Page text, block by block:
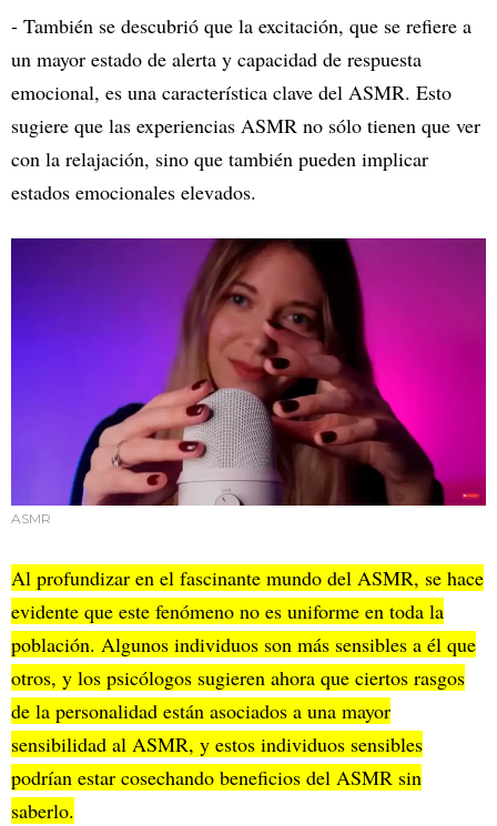
- También se descubrió que la excitación, que se refiere a
un mayor estado de alerta y capacidad de respuesta
emocional, es una característica clave del ASMR. Esto
sugiere que las experiencias ASMR no sólo tienen que ver
con la relajación, sino que también pueden implicar
estados emocionales elevados.
ASMR
Al profundizar en el fascinante mundo del ASMR, se hace
evidente que este fenómeno no es uniforme en toda la
población. Algunos individuos son más sensibles a él que
otros, y los psicólogos sugieren ahora que ciertos rasgos
de la personalidad están asociados a una mayor
sensibilidad al ASMR, y estos individuos sensibles
podrían estar cosechando beneficios del ASMR sin
saberlo.